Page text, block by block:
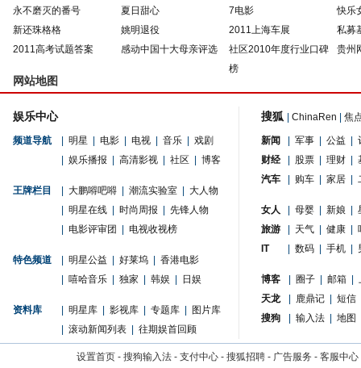
永不磨灭的番号 夏日甜心 7电影
快乐
新还珠格格
姚明退役 2011上海车展
私募
2011高考试题答案
感动中国十大母亲评选
社区2010年度行业口碑
榜
贵州
网站地图
娱乐中心
频道导航 明星 电影 电视 音乐
戏剧
娱乐播报 高清影视 社区 博客
王牌栏目 大鹏嘚吧嘚 潮流实验室
大人物
明星在线 时尚周报
先锋人物
电影评审团 电视收视榜
特色频道 明星公益 好莱坞
香港电影
嘻哈音乐 独家 韩娱 日娱
资料库 明星库 影视库 专题库
图片库
滚动新闻列表 往期娱首回顾
搜狐 ChinaRen 焦
新闻 军事 公益
财经
股票 理财
汽车
购车 家居
女人 母婴 新娘
旅游
天气 健康
IT
数码 手机
博客 圈子 邮箱
天龙
鹿鼎记
短信
搜狗
输入法 地图
设置首页 - 搜狗输入法 - 支付中心 - 搜狐招聘 - 广告服务 - 客服中心